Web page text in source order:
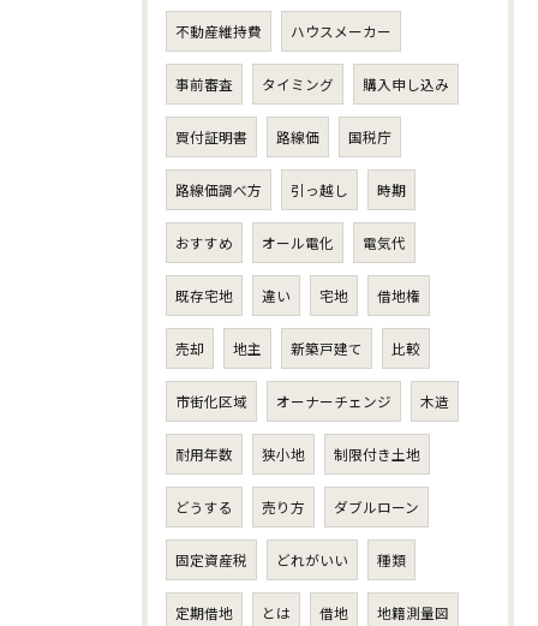
不動産維持費 ハウスメーカー
事前審査 タイミング 購入申し込み
買付証明書 路線価 国税庁
路線価調べ方 引っ越し 時期
おすすめ オール電化 電気代
既存宅地 違い 宅地 借地権
売却 地主 新築戸建て 比較
市街化区域 オーナーチェンジ 木造
耐用年数 狭小地 制限付き土地
どうする 売り方 ダブルローン
固定資産税 どれがいい 種類
定期借地 とは 借地 地籍測量図